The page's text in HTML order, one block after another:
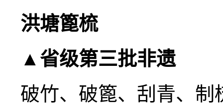
洪塘篦梳
▲省级第三批非遗
破竹、破篦、刮青、